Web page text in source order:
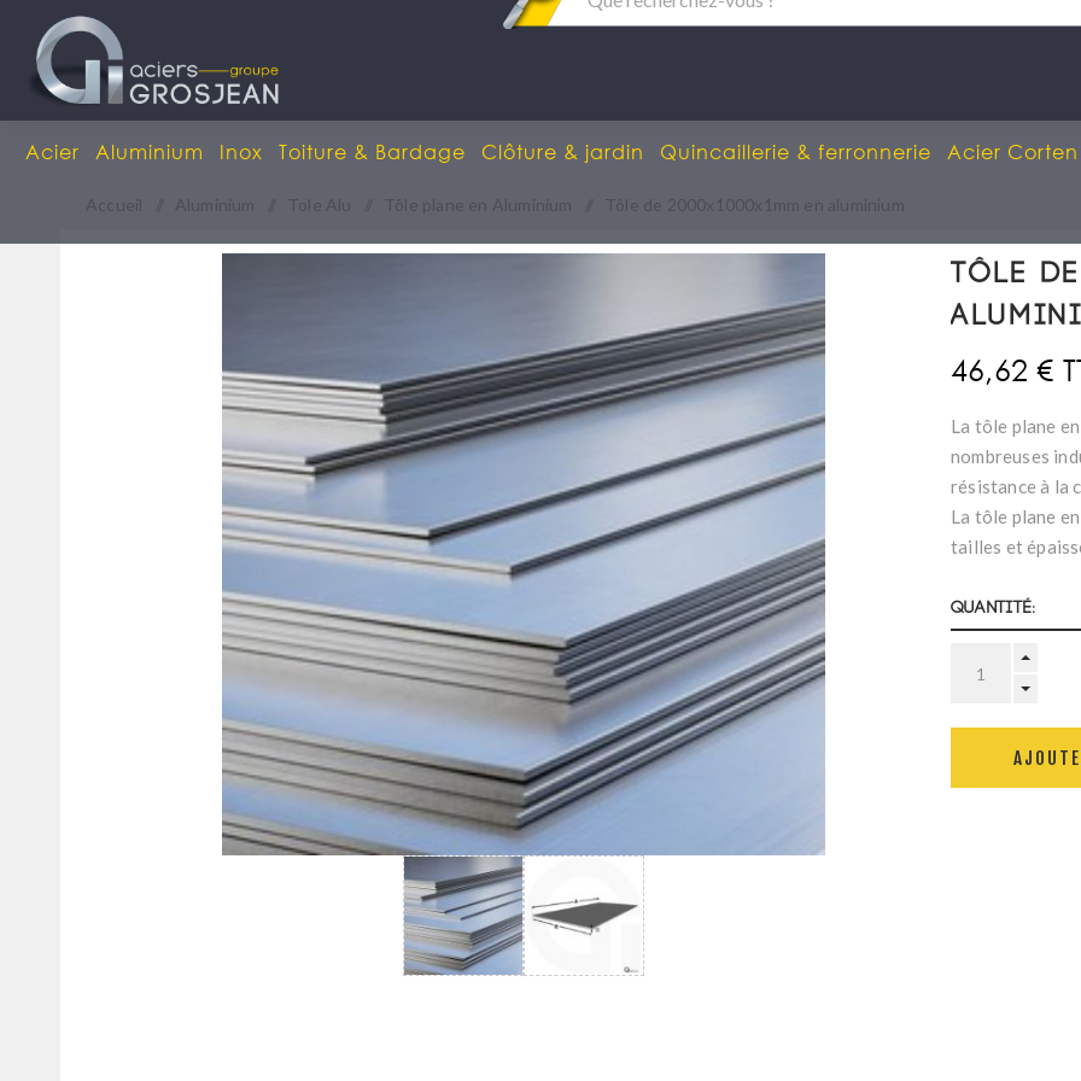
Acier Aluminium Inox Toiture & Bardage Clôture & jardin Quincaillerie & ferronnerie Acier Corten
Accueil Aluminium Tole Alu Tôle plane en Aluminium Tôle de 2000x1000x1mm en aluminium
Tôle de
46,62 €
La tôle plane
nombreuses
résistance à la
La tôle plane
tailles et
Quantité: